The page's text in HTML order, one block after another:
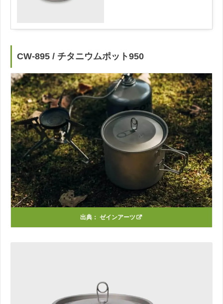
CW-895 / チタニウムポット950
出典： ゼインアーツ